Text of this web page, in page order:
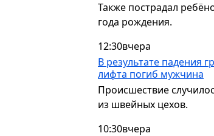
Также пострадал
года рождения.
12:30вчера
В результате падения
лифта погиб мужчина
Происшествие
из швейных цехов.
10:30вчера